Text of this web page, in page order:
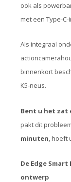
ook als
met een Type-
Als integraal
binnenkort
K5-neus.
Bent u het zat
pakt dit
minuten ,
De Edge
ontwerp